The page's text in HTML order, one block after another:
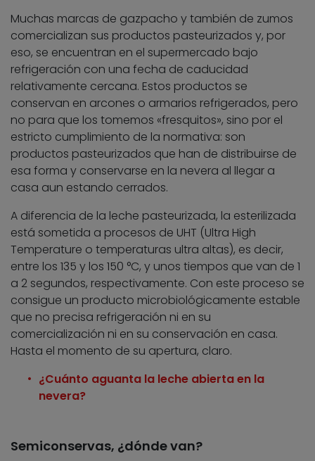
Muchas marcas de gazpacho y también de zumos
comercializan sus productos pasteurizados y, por
eso, se encuentran en el supermercado bajo
refrigeración con una fecha de caducidad
relativamente cercana. Estos productos se
conservan en arcones o armarios refrigerados, pero
no para que los tomemos «fresquitos», sino por el
estricto cumplimiento de la normativa: son
productos pasteurizados que han de distribuirse de
esa forma y conservarse en la nevera al llegar a
casa aun estando cerrados.
A diferencia de la leche pasteurizada, la esterilizada
está sometida a procesos de UHT (Ultra High
Temperature o temperaturas ultra altas), es decir,
entre los 135 y los 150 °C, y unos tiempos que van de 1
a 2 segundos, respectivamente. Con este proceso se
consigue un producto microbiológicamente estable
que no precisa refrigeración ni en su
comercialización ni en su conservación en casa.
Hasta el momento de su apertura, claro.
¿Cuánto aguanta la leche abierta en la
nevera?
Semiconservas, ¿dónde van?